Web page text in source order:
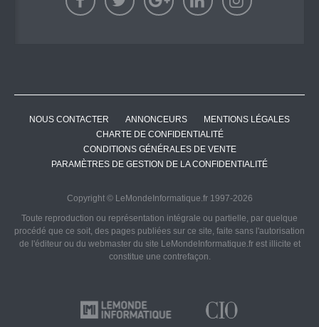
NOUS CONTACTER ANNONCEURS
MENTIONS LÉGALES
CHARTE DE CONFIDENTIALITÉ
CONDITIONS GÉNÉRALES DE VENTE
PARAMÈTRES DE GESTION DE LA CONFIDENTIALITÉ
Copyright © LeMondeInformatique.fr 1997-2026
Toute reproduction ou représentation intégrale ou partielle, par quelque
procédé que ce soit, des pages publiées sur ce site, faite sans l'autorisation
de l'éditeur ou du webmaster du site LeMondeInformatique.fr est illicite et
constitue une contrefaçon.